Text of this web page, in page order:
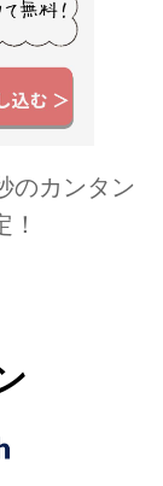
のカンタン